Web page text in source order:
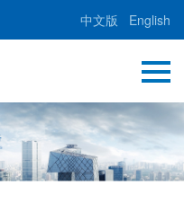
中文版 English